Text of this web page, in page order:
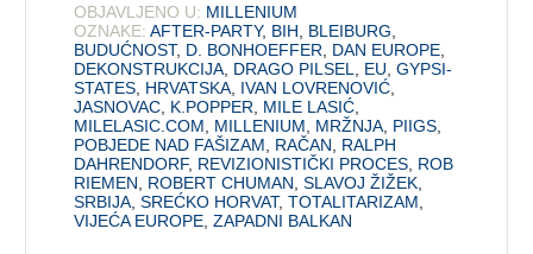
OBJAVLJENO U: MILLENIUM
OZNAKE: AFTER-PARTY, BIH BLEIBURG
BUDUĆNOST, D. BONHOEFFER DAN EUROPE
DEKONSTRUKCIJA DRAGO PILSEL EU ,GYPSI-
STATES HRVATSKA IVAN LOVRENOVIĆ
JASNOVAC K.POPPER MILE LASIĆ
MILELASIC.COM
MILLENIUM MRŽNJA PIIGS
POBJEDE NAD FAŠIZAM
RAČAN
RALPH
DAHRENDORF, REVIZIONISTIČKI PROCES ROB
RIEMEN
ROBERT CHUMAN ,SLAVOJ ŽIŽEK
SRBIJA ,SREĆKO HORVAT,TOTALITARIZAM
VIJEĆA EUROPE ,ZAPADNI BALKAN